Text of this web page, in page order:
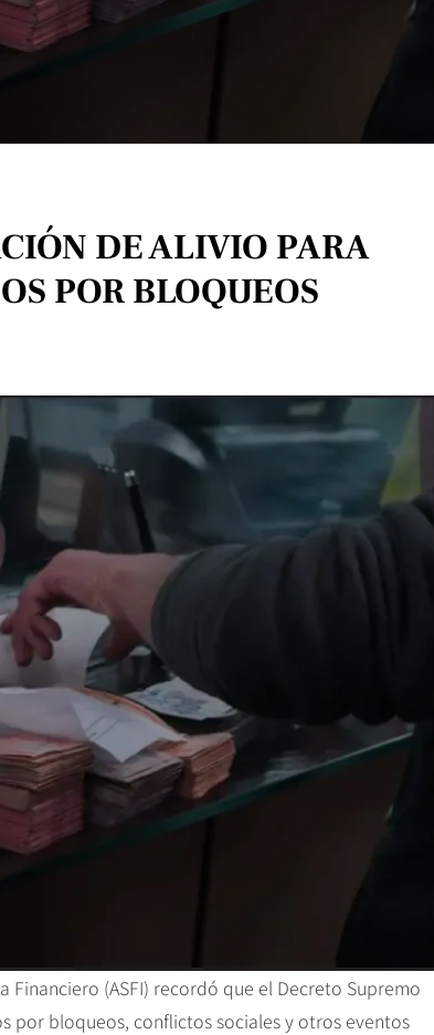
DE ALIVIO PARA
POR BLOQUEOS
(ASFI) recordó que el Decreto Supremo
por bloqueos, conflictos sociales y otros eventos